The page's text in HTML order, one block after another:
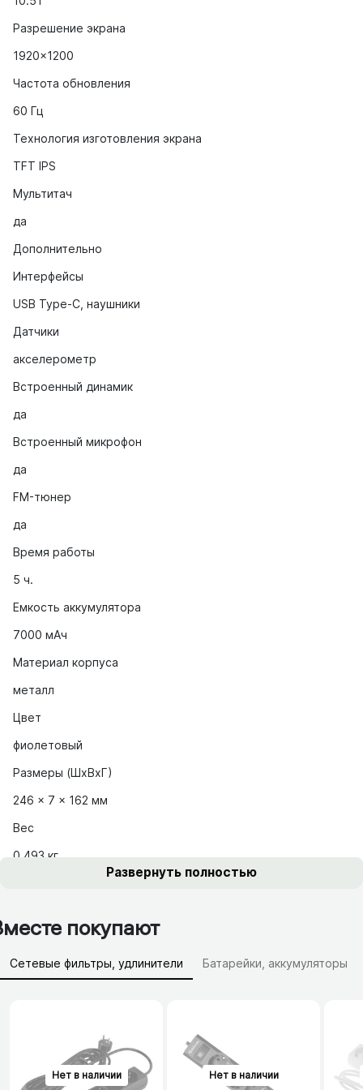
Развернуть полностью
Разрешение экрана
1920x1200
Частота обновления
60 Гц
Технология изготовления экрана
TFT IPS
Мультитач
да
Дополнительно
Интерфейсы
USB Type-C, наушники
Датчики
акселерометр
Встроенный динамик
да
Встроенный микрофон
да
FM-тюнер
да
Время работы
5 ч.
Емкость аккумулятора
7000 мАч
Материал корпуса
металл
Цвет
фиолетовый
Размеры (ШхВхГ)
246 x 7 x 162 мм
Вес
0.493 кг
Развернуть полностью
покупают
Сетевые фильтры, удлинители Батарейки, аккумуляторы